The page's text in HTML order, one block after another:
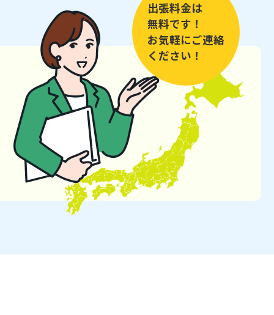
出張料金は
無料です！
お気軽にご連絡
ください！